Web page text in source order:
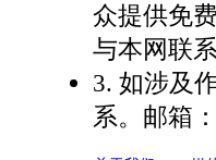
众提供免
与本网联
3. 如涉及
系。邮箱